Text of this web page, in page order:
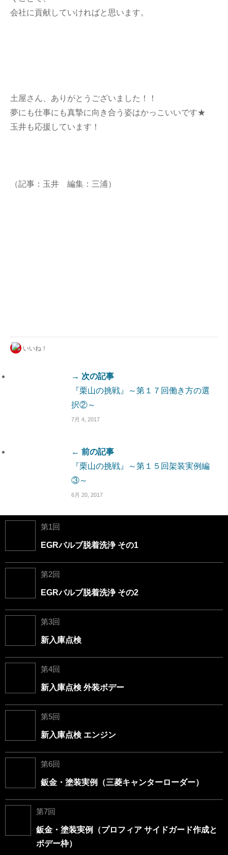
会社に貢献していければと思います。
土屋さん、ありがとうございました！！
夢にも仕事にも真摯に向き合う姿はかっこいいです★
玉井も応援しています！
（記事：玉井 編集：三浦）
いいね！
→ 次の記事
『栗山の挑戦』～第１７回働き方の選
択②～
7月 4, 2017
← 前の記事
『栗山の挑戦』～第１５回架装実例編
③～
6月 20, 2017
第1回
EGRバルブ脱着洗浄 その1
第2回
EGRバルブ脱着洗浄 その2
第3回
新入庫点検
第4回
新入庫点検 外装ボデー
第5回
新入庫点検 エンジン
第6回
鈑金・塗装実例（三菱キャンターローダー）
第7回
鈑金・塗装実例（プロフィア サイドガード作成と
ボデー枠）